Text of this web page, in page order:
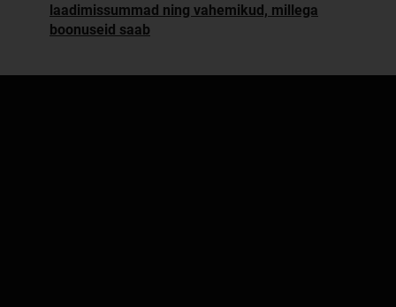
laadimissummad ning vahemikud, millega
boonuseid saab